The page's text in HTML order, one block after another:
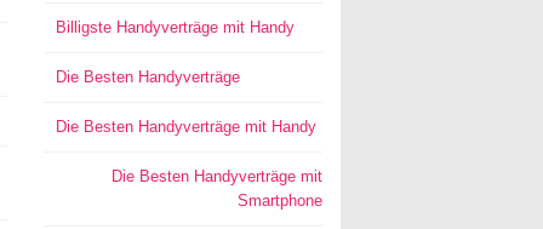
Billigste Handyverträge mit Handy
Die Besten Handyverträge
Die Besten Handyverträge mit Handy
Die Besten Handyverträge mit
Smartphone